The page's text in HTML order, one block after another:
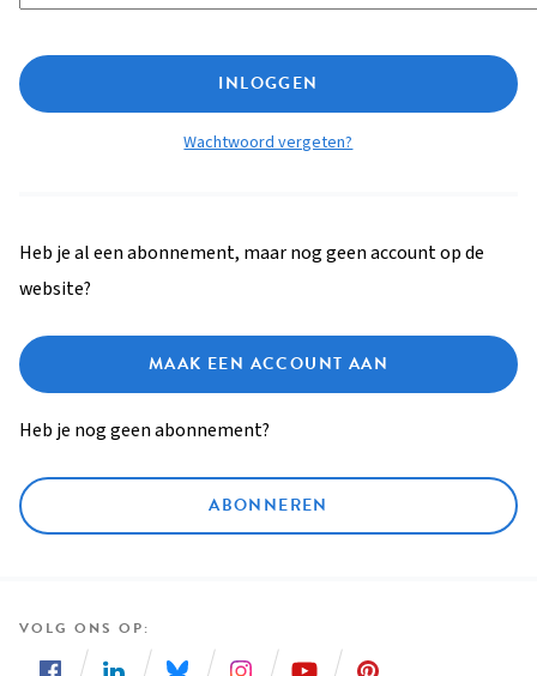
INLOGGEN
Wachtwoord vergeten?
Heb je al een abonnement, maar nog geen account op de
website?
MAAK EEN ACCOUNT AAN
Heb je nog geen abonnement?
ABONNEREN
VOLG ONS OP